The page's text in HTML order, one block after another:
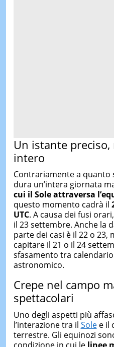
Un istante
intero
Contrariamente a quanto
dura un’intera giornata
cui il Sole attraversa
questo momento cadrà il
UTC. A causa dei fusi
il 23 settembre. Anche la
parte dei casi è il 22 o 23,
capitare il 21 o il 24
sfasamento tra
astronomico.
Crepe nel campo
spettacolari
Uno degli aspetti più
l’interazione tra il Solee il
terrestre. Gli equinozi
condizione in cui le linee